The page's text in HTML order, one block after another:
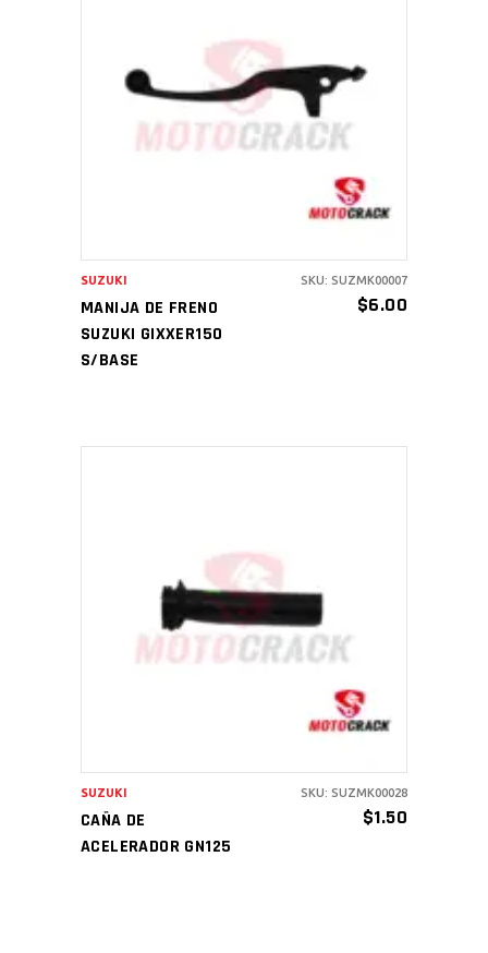
AÑADIR AL CARRITO
MANIJA DE FRENO
SUZUKI GIXXER150
S/BASE
$6.00
SUZUKI SKU: SUZMK00007
AÑADIR AL CARRITO
CAÑA DE
ACELERADOR GN125
$1.50
SUZUKI SKU: SUZMK00028